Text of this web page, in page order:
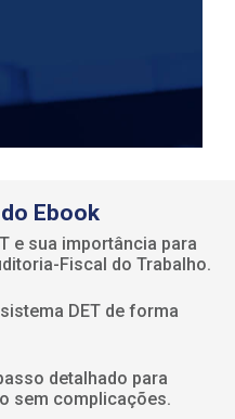
Ebook
e sua importância para
Fiscal do Trabalho.
DET de forma
detalhado para
sem complicações.